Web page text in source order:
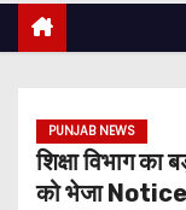
PUNJAB NEWS
शिक्षा विभाग
को भेजा Notice